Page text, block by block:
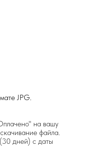
JPG.
на вашу
файла.
дней) с даты